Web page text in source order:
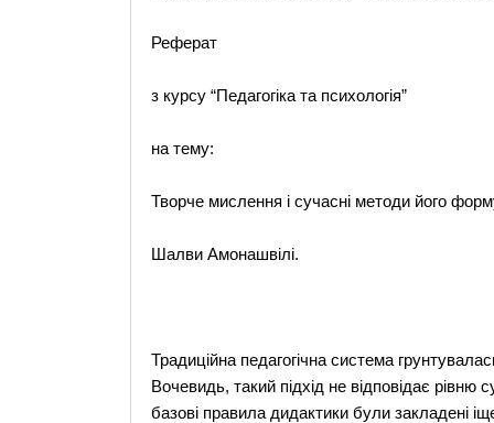
Реферат
з курсу “Педагогіка та психологія”
на тему:
Творче мислення і сучасні методи його
Шалви Амонашвілі.
Традиційна педагогічна система
Вочевидь, такий підхід не відповідає рівню
базові правила дидактики були закладені